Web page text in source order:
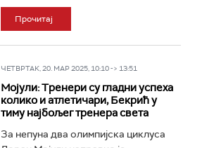
Прочитај
ЧЕТВРТАК, 20. МАР 2025, 10:10 -> 13:51
Мoјули: Тренери су гладни успеха
колико и атлетичари, Бекрић у
тиму најбољег тренера света
За непуна два олимпијска циклуса